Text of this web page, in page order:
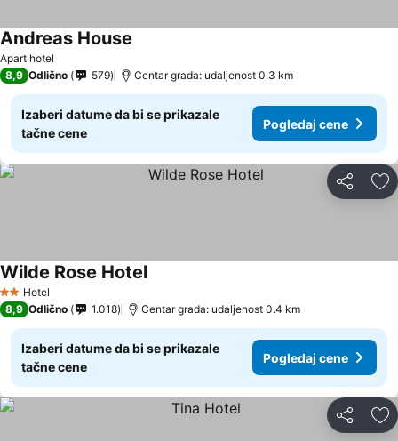
Apart hotel
Andreas House
8,9 Odlično 579 Centar grada: udaljenost 0.3 km
Izaberi datume da bi se prikazale
tačne cene
Pogledaj cene
Deli
2 Zvezdice
Hotel
Wilde Rose HotelPogledaj cene
8,9 Odlično 1.018 Centar grada: udaljenost 0.4 km
Izaberi datume da bi se prikazale
tačne cene
Pogledaj cene
Deli